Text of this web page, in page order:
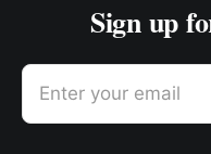
Sign up
Enter your email